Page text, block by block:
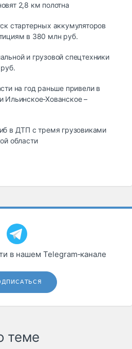
2,8 км полотна
стартерных аккумуляторов
в 380 млн руб.
и грузовой спецтехники
на год раньше привели в
Ильинское-Хованское –
в ДТП с тремя грузовиками
области
в нашем Telegram‑канале
теме